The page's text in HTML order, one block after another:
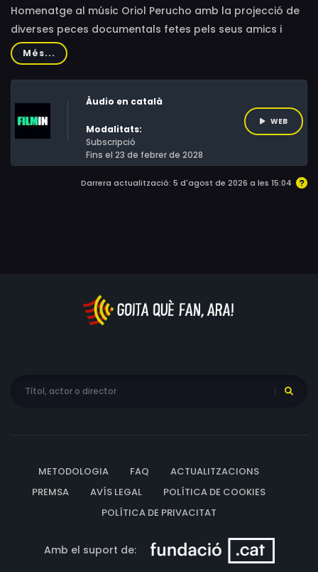
Homenatge al músic Oriol Perucho amb la projecció de
diverses peces documentals fetes pels seus amics i
d’entrevistes a 12 dels músics que varen col·laborar amb
ell.
Més...
Àudio en català
Modalitats:
Subscripció
Fins el 23 de febrer de 2028
WEB
Darrera actualització: 5 d'agost de 2026 a les 15:04
METODOLOGIA FAQ
ACTUALITZACIONS
PREMSA
AVÍS LEGAL
POLÍTICA DE COOKIES
POLÍTICA DE PRIVACITAT
Amb el suport de: